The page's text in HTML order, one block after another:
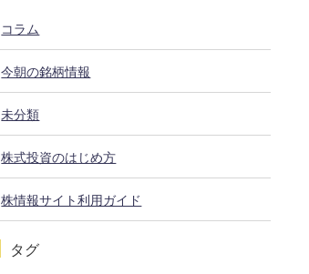
コラム
今朝の銘柄情報
未分類
株式投資のはじめ方
株情報サイト利用ガイド
タグ